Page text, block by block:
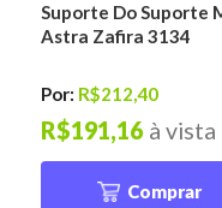
Suporte Do Suporte
Astra Zafira 3134
Por: R$212,40
à vista
R$191,16
Comprar